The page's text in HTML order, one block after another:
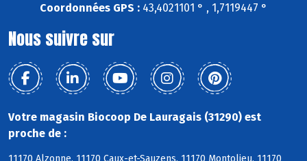
Coordonnées GPS : 43,4021101 ° , 1,7119447 °
Nous suivre sur
Votre magasin Biocoop De Lauragais (31290) est
proche de :
11170 Alzonne, 11170 Caux-et-Sauzens, 11170 Montolieu, 11170